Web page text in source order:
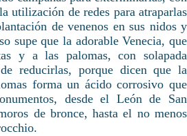
utilización de redes para atraparlas
de venenos en sus nidos y
supe que la adorable Venecia, que
y a las palomas, con solapada
reducirlas, porque dicen que la
forma un ácido corrosivo que
desde el León de San
de bronce, hasta el no menos